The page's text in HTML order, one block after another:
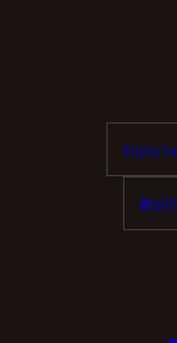
Enjoy
歡迎